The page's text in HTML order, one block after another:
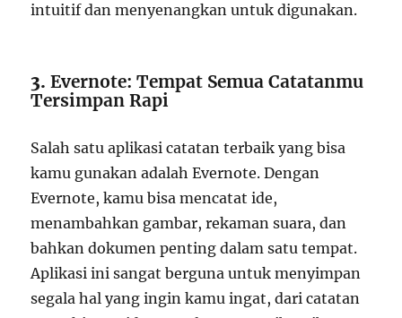
intuitif dan menyenangkan untuk digunakan.
3.Evernote: Tempat Semua Catatanmu
Tersimpan Rapi
Salah satu aplikasi catatan terbaik yang bisa
kamu gunakan adalah Evernote. Dengan
Evernote, kamu bisa mencatat ide,
menambahkan gambar, rekaman suara, dan
bahkan dokumen penting dalam satu tempat.
Aplikasi ini sangat berguna untuk menyimpan
segala hal yang ingin kamu ingat, dari catatan